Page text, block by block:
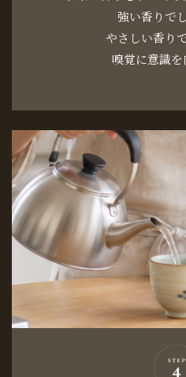
強い香りで
やさしい香り
嗅覚に意識を